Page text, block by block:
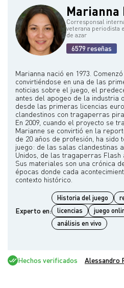
Marianna
Corresponsal
veterana periodista
de azar
6579 reseñas
Marianna nació en 1973.
convirtiéndose en una de las
noticias sobre el juego, el
antes del apogeo de la industria
desde las primeras licencias
clandestinos con tragaperras
En 2009, cuando el proyecto se
Marianne se convirtió en la
de 20 años de profesión, ha sido
juego: de las salas clandestinas
Unidos, de las tragaperras Flash
Sus materiales son una crónica
épocas donde cada
Experto en:
Historia del juego
licencias
juego
análisis en vivo
Hechos verificados Alessandro